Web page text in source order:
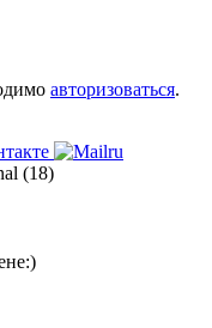
авторизоваться.
(18)